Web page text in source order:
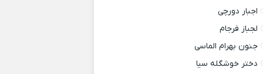
اجبار دورچی
لجباز فرجام
جنون بهرام الماسی
دختر خوشگله سیا